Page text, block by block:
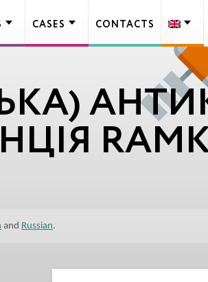
and Russian.
CASES CONTACTS